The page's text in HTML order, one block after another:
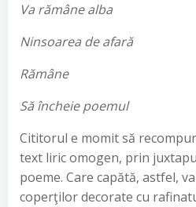
Va rămâne alba
Ninsoarea de afară
Rămâne
Să încheie poemul
Cititorul e momit să
text liric omogen, prin
poeme. Care capătă, astfel,
coperţilor decorate cu